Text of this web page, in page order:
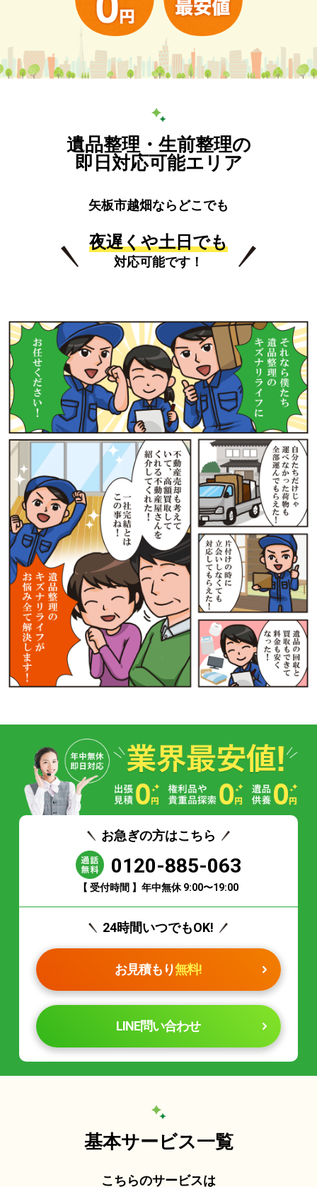
遺品整理・生前整理の
即日対応可能エリア
矢板市越畑ならどこでも
夜遅くや土日でも
対応可能です！
お急ぎの方はこちら
0120-885-063
【 受付時間 】年中無休 9:00〜19:00
24時間いつでもOK!
お見積もり無料!
LINE問い合わせ
基本サービス一覧
こちらのサービスは